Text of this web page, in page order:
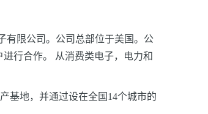
有限公司。公司总部位于美国。公
行合作。 从消费类电子，电力和
基地，并通过设在全国14个城市的